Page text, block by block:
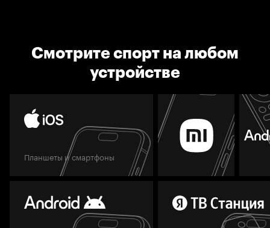
Смотрите спорт на любом
устройстве
Планшеты и смартфоны